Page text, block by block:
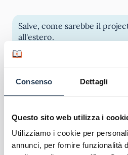
Consenso Dettagli
Questo sito web utilizza i
Utilizziamo i cookie per
annunci, per fornire funzionalità
Salve, come sarebbe il
all'estero.
Willyan
Salve, Il project work
corso. Questo lavoro
casi pratici, analizzando
legate all'antitrust, alla